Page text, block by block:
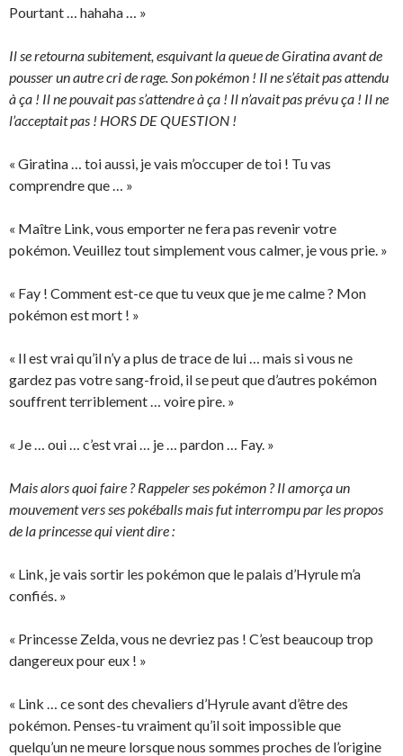
Pourtant … hahaha … »
Il se retourna subitement, esquivant la queue de Giratina avant de
pousser un autre cri de rage. Son pokémon ! Il ne s’était pas attendu
à ça ! Il ne pouvait pas s’attendre à ça ! Il n’avait pas prévu ça ! Il ne
l’acceptait pas ! HORS DE QUESTION !
« Giratina … toi aussi, je vais m’occuper de toi ! Tu vas
comprendre que … »
« Maître Link, vous emporter ne fera pas revenir votre
pokémon. Veuillez tout simplement vous calmer, je vous prie. »
« Fay ! Comment est-ce que tu veux que je me calme ? Mon
pokémon est mort ! »
« Il est vrai qu’il n’y a plus de trace de lui … mais si vous ne
gardez pas votre sang-froid, il se peut que d’autres pokémon
souffrent terriblement … voire pire. »
« Je … oui … c’est vrai … je … pardon … Fay. »
Mais alors quoi faire ? Rappeler ses pokémon ? Il amorça un
mouvement vers ses pokéballs mais fut interrompu par les propos
de la princesse qui vient dire :
« Link, je vais sortir les pokémon que le palais d’Hyrule m’a
confiés. »
« Princesse Zelda, vous ne devriez pas ! C’est beaucoup trop
dangereux pour eux ! »
« Link … ce sont des chevaliers d’Hyrule avant d’être des
pokémon. Penses-tu vraiment qu’il soit impossible que
quelqu’un ne meure lorsque nous sommes proches de l’origine